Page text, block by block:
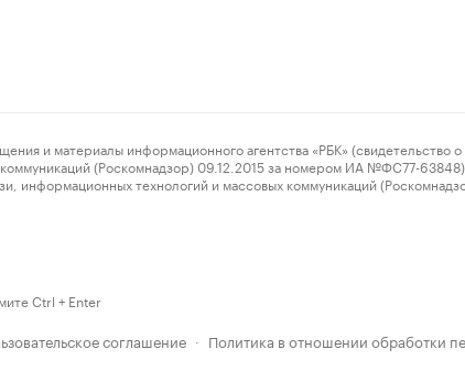
информационного агентства «РБК» (свидетельство о
(Роскомнадзор) 09.12.2015 за номером ИА №ФС77-63848)
информационных технологий и массовых коммуникаций
Ctrl + Enter
соглашение · Политика в отношении обработки